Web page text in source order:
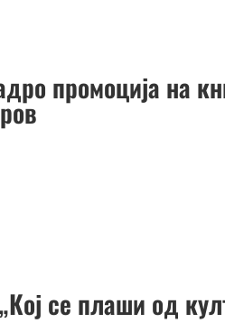
промоција на
се плаши од